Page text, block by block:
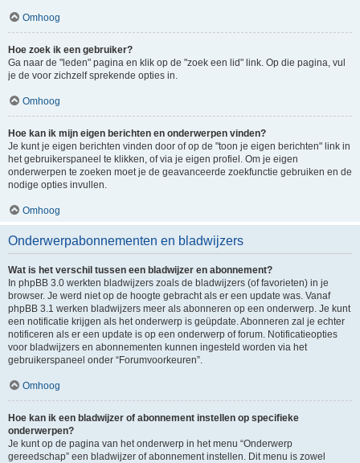
Omhoog
Hoe zoek ik een gebruiker?
Ga naar de "leden" pagina en klik op de "zoek een lid" link. Op die pagina, vul
je de voor zichzelf sprekende opties in.
Omhoog
Hoe kan ik mijn eigen berichten en onderwerpen vinden?
Je kunt je eigen berichten vinden door of op de "toon je eigen berichten" link in
het gebruikerspaneel te klikken, of via je eigen profiel. Om je eigen
onderwerpen te zoeken moet je de geavanceerde zoekfunctie gebruiken en de
nodige opties invullen.
Omhoog
Onderwerpabonnementen en bladwijzers
Wat is het verschil tussen een bladwijzer en abonnement?
In phpBB 3.0 werkten bladwijzers zoals de bladwijzers (of favorieten) in je
browser. Je werd niet op de hoogte gebracht als er een update was. Vanaf
phpBB 3.1 werken bladwijzers meer als abonneren op een onderwerp. Je kunt
een notificatie krijgen als het onderwerp is geüpdate. Abonneren zal je echter
notificeren als er een update is op een onderwerp of forum. Notificatieopties
voor bladwijzers en abonnementen kunnen ingesteld worden via het
gebruikerspaneel onder “Forumvoorkeuren”.
Omhoog
Hoe kan ik een bladwijzer of abonnement instellen op specifieke
onderwerpen?
Je kunt op de pagina van het onderwerp in het menu “Onderwerp
gereedschap” een bladwijzer of abonnement instellen. Dit menu is zowel